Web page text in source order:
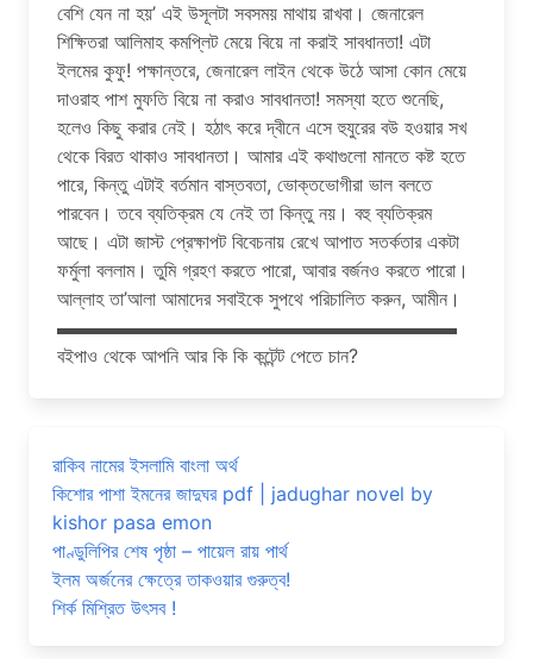
বেশি যেন না হয়’ এই উসূলটা সবসময় মাথায় রাখবা। জেনারেল
শিক্ষিতরা আলিমাহ কমপ্লিট মেয়ে বিয়ে না করাই সাবধানতা! এটা
ইলমের কুফু! পক্ষান্তরে, জেনারেল লাইন থেকে উঠে আসা কোন মেয়ে
দাওরাহ পাশ মুফতি বিয়ে না করাও সাবধানতা! সমস্যা হতে শুনেছি,
হলেও কিছু করার নেই। হঠাৎ করে দ্বীনে এসে হুযুরের বউ হওয়ার সখ
থেকে বিরত থাকাও সাবধানতা। আমার এই কথাগুলো মানতে কষ্ট হতে
পারে, কিন্তু এটাই বর্তমান বাস্তবতা, ভোক্তভোগীরা ভাল বলতে
পারবেন। তবে ব্যতিক্রম যে নেই তা কিন্তু নয়। বহু ব্যতিক্রম
আছে। এটা জাস্ট প্রেক্ষাপট বিবেচনায় রেখে আপাত সতর্কতার একটা
ফর্মুলা বললাম। তুমি গ্রহণ করতে পারো, আবার বর্জনও করতে পারো।
আল্লাহ তা’আলা আমাদের সবাইকে সুপথে পরিচালিত করুন, আমীন।
▬▬▬▬▬▬▬▬▬▬▬▬▬▬▬▬▬▬▬▬▬
বইপাও থেকে আপনি আর কি কি কন্টেন্ট পেতে চান?
রাকিব নামের ইসলামি বাংলা অর্থ
কিশোর পাশা ইমনের জাদুঘর pdf | jadughar novel by
kishor pasa emon
পাণ্ডুলিপির শেষ পৃষ্ঠা – পায়েল রায় পার্থ
ইলম অর্জনের ক্ষেত্রে তাকওয়ার গুরুত্ব!
শির্ক মিশ্রিত উৎসব !